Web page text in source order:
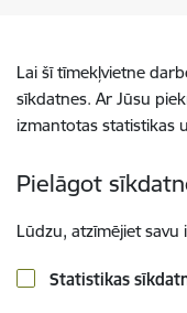
Lai šī tīmekļvietne
sīkdatnes. Ar Jūsu
izmantotas statistikas
Pielāgot
Lūdzu, atzīmējiet savu
Statistikas